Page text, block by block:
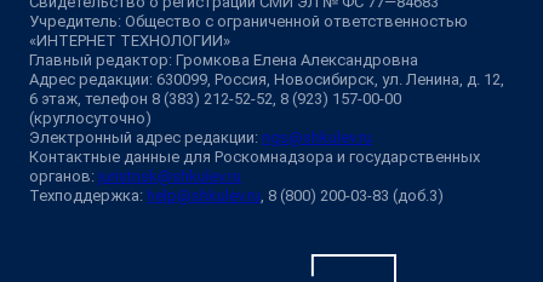
Учредитель: Общество с ограниченной ответственностью
«ИНТЕРНЕТ ТЕХНОЛОГИИ»
Главный редактор: Громкова Елена Александровна
Адрес редакции: 630099, Россия, Новосибирск, ул. Ленина, д. 12,
6 этаж, телефон 8 (383) 212-52-52, 8 (923) 157-00-00
(круглосуточно)
Электронный адрес редакции: ngs@shkulev.ru
Контактные данные для Роскомнадзора и государственных
органов: juristnsk@shkulev.ru
Техподдержка: help@shkulev.ru, 8 (800) 200-03-83 (доб.3)